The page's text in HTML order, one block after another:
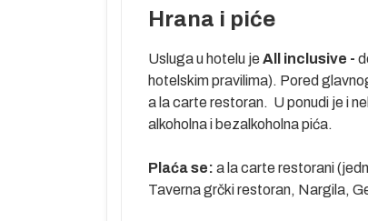
Hrana i piće
Usluga u hotelu jeAll inclusive -
hotelskim pravilima). Pored
a la carte restoran. U ponudi je i
alkoholna i bezalkoholna pića.
Plaća se: a la carte restorani
Taverna grčki restoran, Nargila,